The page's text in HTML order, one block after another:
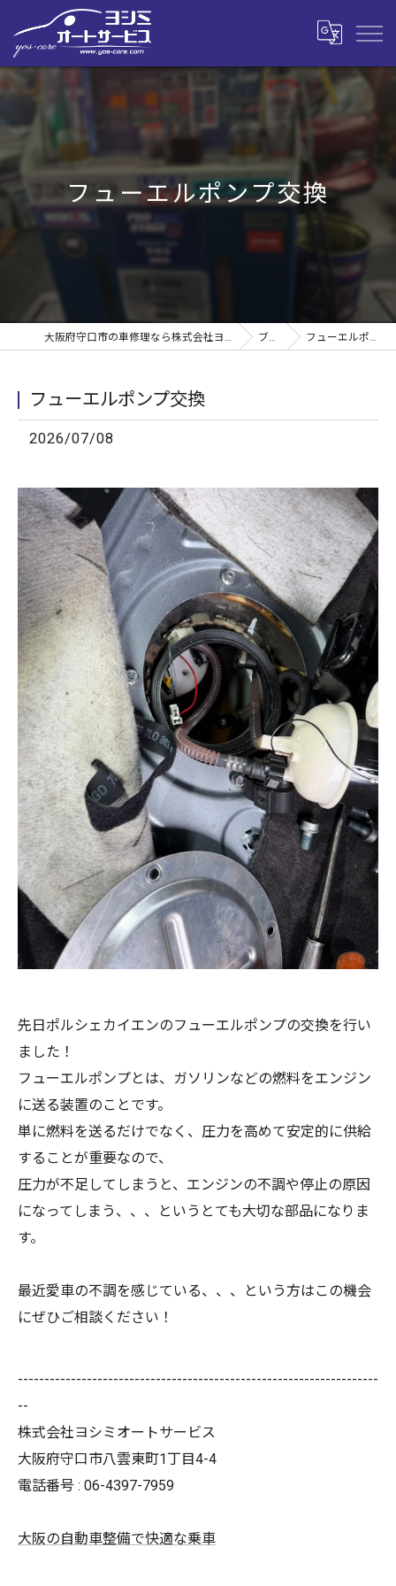
フューエルポンプ交換
大阪府守口市の車修理なら株式会社ヨシミオートサービス ブログ フューエルポンプ交換
フューエルポンプ交換
2026/07/08
先日ポルシェカイエンのフューエルポンプの交換を行い
ました！
フューエルポンプとは、ガソリンなどの燃料をエンジン
に送る装置のことです。
単に燃料を送るだけでなく、圧力を高めて安定的に供給
することが重要なので、
圧力が不足してしまうと、エンジンの不調や停止の原因
になってしまう、、、というとても大切な部品になりま
す。
最近愛車の不調を感じている、、、という方はこの機会
にぜひご相談ください！
--------------------------------------------------------------------
--
株式会社ヨシミオートサービス
大阪府守口市八雲東町1丁目4-4
電話番号 : 06-4397-7959
大阪の自動車整備で快適な乗車